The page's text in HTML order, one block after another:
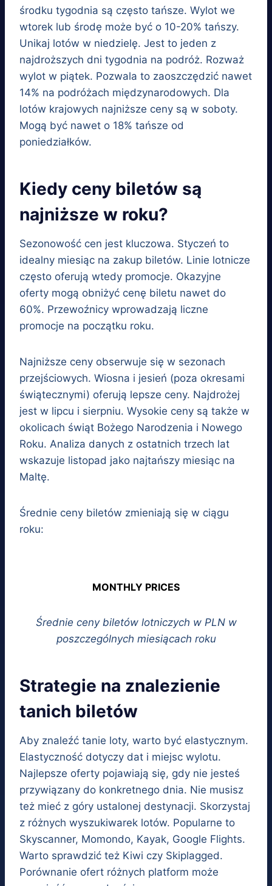
środku tygodnia są często tańsze. Wylot we
wtorek lub środę może być o 10-20% tańszy.
Unikaj lotów w niedzielę. Jest to jeden z
najdroższych dni tygodnia na podróż. Rozważ
wylot w piątek. Pozwala to zaoszczędzić nawet
14% na podróżach międzynarodowych. Dla
lotów krajowych najniższe ceny są w soboty.
Mogą być nawet o 18% tańsze od
poniedziałków.
Kiedy ceny biletów są
najniższe w roku?
Sezonowość cen jest kluczowa. Styczeń to
idealny miesiąc na zakup biletów. Linie lotnicze
często oferują wtedy promocje. Okazyjne
oferty mogą obniżyć cenę biletu nawet do
60%. Przewoźnicy wprowadzają liczne
promocje na początku roku.
Najniższe ceny obserwuje się w sezonach
przejściowych. Wiosna i jesień (poza okresami
świątecznymi) oferują lepsze ceny. Najdrożej
jest w lipcu i sierpniu. Wysokie ceny są także w
okolicach świąt Bożego Narodzenia i Nowego
Roku. Analiza danych z ostatnich trzech lat
wskazuje listopad jako najtańszy miesiąc na
Maltę.
Średnie ceny biletów zmieniają się w ciągu
roku:
MONTHLY PRICES
Średnie ceny biletów lotniczych w PLN w
poszczególnych miesiącach roku
Strategie na znalezienie
tanich biletów
Aby znaleźć tanie loty, warto być elastycznym.
Elastyczność dotyczy dat i miejsc wylotu.
Najlepsze oferty pojawiają się, gdy nie jesteś
przywiązany do konkretnego dnia. Nie musisz
też mieć z góry ustalonej destynacji. Skorzystaj
z różnych wyszukiwarek lotów. Popularne to
Skyscanner, Momondo, Kayak, Google Flights.
Warto sprawdzić też Kiwi czy Skiplagged.
Porównanie ofert różnych platform może